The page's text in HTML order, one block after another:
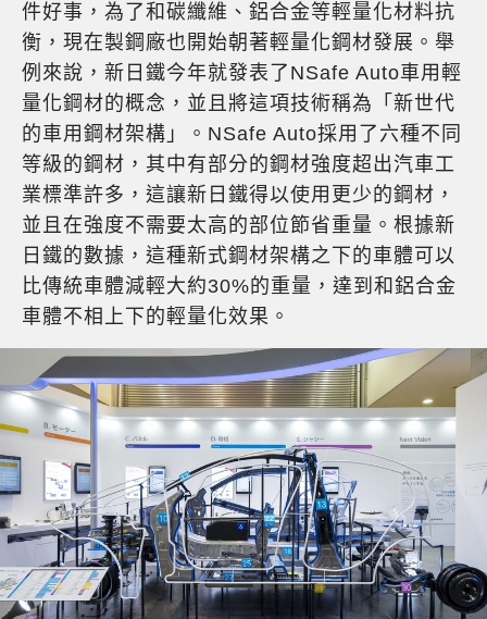
件好事，為了和碳纖維、鋁合金等輕量化材料抗
衡，現在製鋼廠也開始朝著輕量化鋼材發展。舉
例來說，新日鐵今年就發表了NSafe Auto車用輕
量化鋼材的概念，並且將這項技術稱為「新世代
的車用鋼材架構」。NSafe Auto採用了六種不同
等級的鋼材，其中有部分的鋼材強度超出汽車工
業標準許多，這讓新日鐵得以使用更少的鋼材，
並且在強度不需要太高的部位節省重量。根據新
日鐵的數據，這種新式鋼材架構之下的車體可以
比傳統車體減輕大約30%的重量，達到和鋁合金
車體不相上下的輕量化效果。